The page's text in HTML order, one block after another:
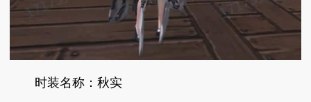
时装名称：秋实